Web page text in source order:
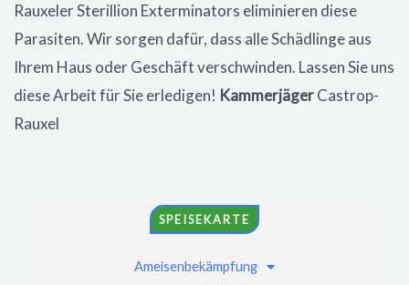
SPEISEKARTE
Ameisenbekämpfung
RauxelerSterillion Exterminators eliminieren diese
Parasiten. Wir sorgen dafür, dass alle Schädlinge aus
Ihrem Haus oder Geschäft verschwinden. Lassen Sie uns
diese Arbeit für Sie erledigen! KammerjägerCastrop-
Rauxel